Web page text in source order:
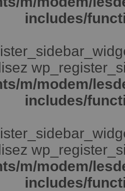
includes/
m/modem/
includes/
m/modem/
includes/